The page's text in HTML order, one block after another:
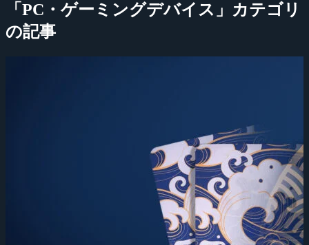
「PC・ゲーミングデバイス」カテゴリ
の記事